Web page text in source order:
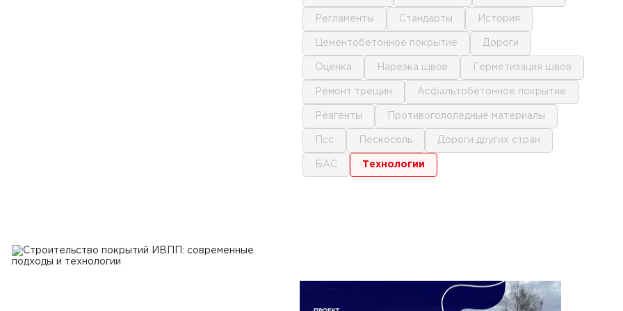
на строительном объекте
регламенты стандарты история
цементобетонное покрытие дороги
оценка нарезка швов герметизация швов
ремонт трещин асфальтобетонное покрытие
реагенты противогололедные материалы
псс пескосоль дороги других стран
БАС технологии